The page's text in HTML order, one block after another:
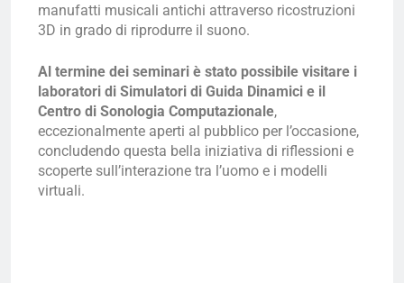
manufatti musicali antichi attraverso ricostruzioni
3D in grado di riprodurre il suono.
Al termine dei seminari è stato possibile visitare i
laboratori di Simulatori di Guida Dinamici e il
Centro di Sonologia Computazionale,
eccezionalmente aperti al pubblico per l’occasione,
concludendo questa bella iniziativa di riflessioni e
scoperte sull’interazione tra l’uomo e i modelli
virtuali.